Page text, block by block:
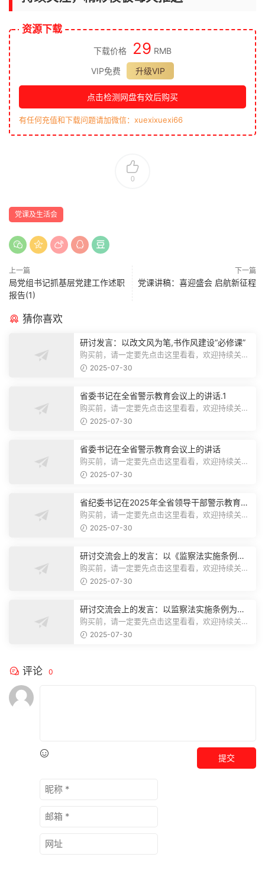
资源下载
下载价格 29 RMB
VIP免费
升级VIP
点击检测网盘有效后购买
有任何充值和下载问题请加微信：xuexixuexi66
0
党课及生活会
上一篇
局党组书记抓基层党建工作述职
报告(1)
下一篇
党课讲稿：喜迎盛会 启航新征程
猜你喜欢
研讨发言：以改文风为笔,书作风建设“必修课”
购买前，请一定要先点击这里看看，欢迎持续关
注，精彩模板每天推送预览结束，本文...
2025-07-30
省委书记在全省警示教育会议上的讲话.1
购买前，请一定要先点击这里看看，欢迎持续关
注，精彩模板每天推送预览结束，本文...
2025-07-30
省委书记在全省警示教育会议上的讲话
购买前，请一定要先点击这里看看，欢迎持续关
注，精彩模板每天推送预览结束，本文...
2025-07-30
省纪委书记在2025年全省领导干部警示教育会
上的讲话.1
购买前，请一定要先点击这里看看，欢迎持续关
注，精彩模板每天推送预览结束，本文...
2025-07-30
研讨交流会上的发言：以《监察法实施条例》
为纲,推动巡察工作高质量发展
购买前，请一定要先点击这里看看，欢迎持续关
注，精彩模板每天推送预览结束，本文...
2025-07-30
研讨交流会上的发言：以监察法实施条例为纲
推动巡察工作高质量发展
购买前，请一定要先点击这里看看，欢迎持续关
注，精彩模板每天推送预览结束，本文...
2025-07-30
评论 0
提交